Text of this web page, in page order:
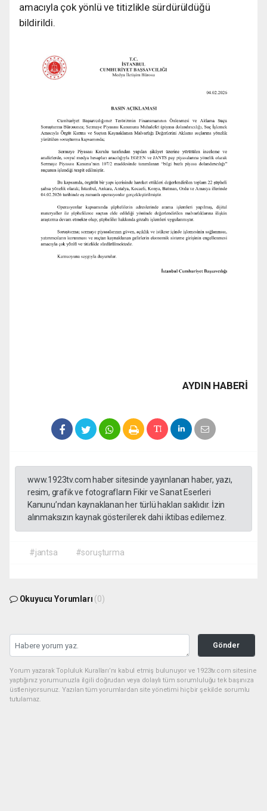
amacıyla çok yönlü ve titizlikle sürdürüldüğü
bildirildi.
AYDIN HABERİ
www.1923tv.com haber sitesinde yayınlanan haber, yazı,
resim, grafik ve fotografların Fikir ve Sanat Eserleri
Kanunu’ndan kaynaklanan her türlü hakları saklıdır. İzin
alınmaksızın kaynak gösterilerek dahi iktibas edilemez.
#jantsa #soruşturma
Okuyucu Yorumları (0)
Gönder
Yorum yazarak Topluluk Kuralları’nı kabul etmiş bulunuyor ve 1923tv.com sitesine
yaptığınız yorumunuzla ilgili doğrudan veya dolaylı tüm sorumluluğu tek başınıza
üstleniyorsunuz. Yazılan tüm yorumlardan site yönetimi hiçbir şekilde sorumlu
tutulamaz.